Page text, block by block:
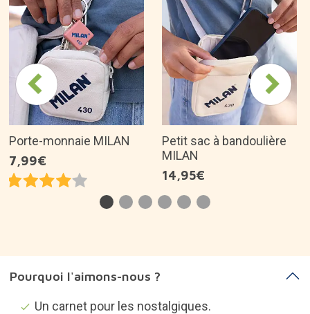
Porte-monnaie MILAN
7,99€
Petit sac à bandoulière
MILAN
14,95€
Pourquoi l'aimons-nous ?
Un carnet pour les nostalgiques.